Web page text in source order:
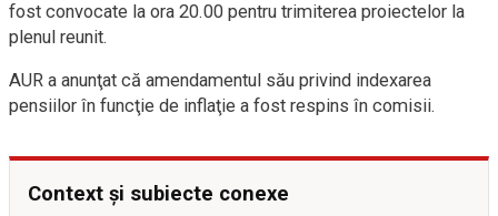
fost convocate la ora 20.00 pentru trimiterea proiectelor la
plenul reunit.
AUR a anunţat că amendamentul său privind indexarea
pensiilor în funcţie de inflaţie a fost respins în comisii.
Context și subiecte conexe